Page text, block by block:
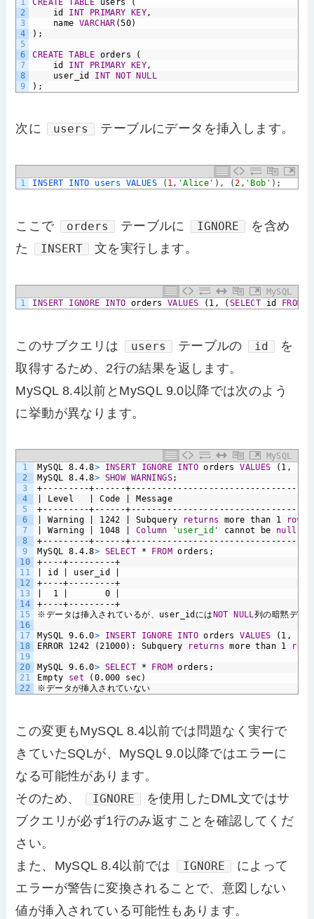
2
3
4
5
6
7
8
9
id
INT PRIMARY KEY ,
name VARCHAR (50)
);
CREATE TABLE orders
(
id
INT PRIMARY KEY ,
user_id
INT NOT NULL
);
次に users テーブルにデータを挿入します。
1 INSERT INTO users VALUES ( 1, 'Alice' ) , (2 , 'Bob' ) ;
ここで orders テーブルに IGNORE
を含め
た
INSERT 文を実行します。
MySQL
1
INSERT IGNORE INTO orders VALUES (1, ( SELECT id FROM
このサブクエリは users テーブルの id
を
取得するため、2行の結果を返します。
MySQL 8.4以前とMySQL 9.0以降では次のよう
に挙動が異なります。
MySQL
1
2
3
4
5
6
7
8
9
10
11
12
13
14
15
16
17
18
19
20
21
22
MySQL 8.4.8> INSERT IGNORE INTO orders VALUES (1,
MySQL 8.4.8> SHOW WARNINGS;
+---------+------+----------------------------------+
Level Code Message
+---------+------+----------------------------------+
Warning 1242 Subquery returns more than 1 row
Warning 1048 Column 'user_id' cannot be null
+---------+------+----------------------------------+
MySQL 8.4.8> SELECT * FROM orders;
+----+---------+
id user_id
+----+---------+
1 0
+----+---------+
※データは挿入されているが、user_idには NOT NULL列の暗黙デフ
MySQL 9.6.0> INSERT IGNORE INTO orders VALUES (1,
ERROR
1242 (21000): Subquery returns more than 1 row
MySQL 9.6.0> SELECT * FROM orders;
Empty
set (0.000
sec)
※データが挿入されていない
この変更もMySQL 8.4以前では問題なく実行で
きていたSQLが、MySQL 9.0以降ではエラーに
なる可能性があります。
そのため、
IGNORE
を使用したDML文ではサ
ブクエリが必ず1行のみ返すことを確認してくだ
さい。
また、MySQL 8.4以前では
IGNORE
によって
エラーが警告に変換されることで、意図しない
値が挿入されている可能性もあります。